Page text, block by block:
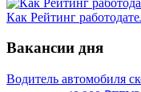
Как Рейтинг
Вакансии дня
Водитель автомобиля